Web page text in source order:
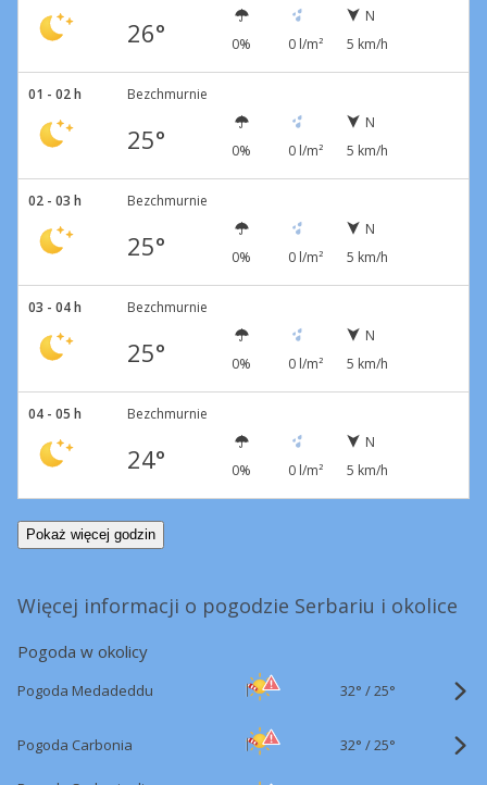
26° 0% 0 l/m²
N
5 km/h
01 - 02 h Bezchmurnie
25° 0% 0 l/m²
N
5 km/h
02 - 03 h Bezchmurnie
25° 0% 0 l/m²
N
5 km/h
03 - 04 h Bezchmurnie
25° 0% 0 l/m²
N
5 km/h
04 - 05 h Bezchmurnie
24° 0% 0 l/m²
N
5 km/h
Pokaż więcej godzin
Więcej informacji o pogodzie Serbariu i okolice
Pogoda w okolicy
Pogoda Medadeddu 32° /25°
Pogoda Carbonia 32° /25°